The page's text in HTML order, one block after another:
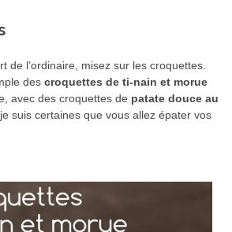
de l’ordinaire, misez sur les croquettes.
des croquettes de ti-nain et morue
avec des croquettes de patate douce au
suis certaines que vous allez épater vos